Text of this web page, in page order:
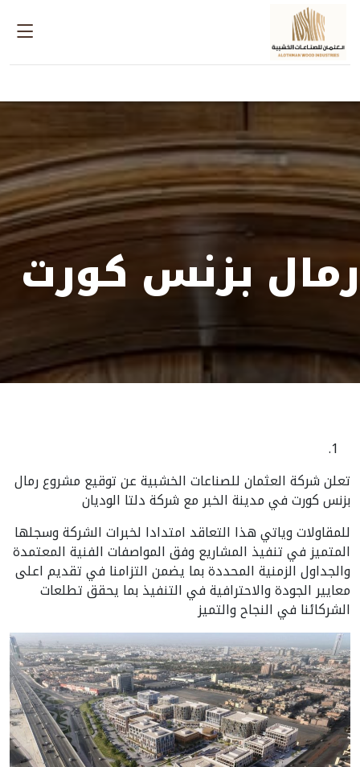
رمال بزنس كورت
تعلن شركة العثمان للصناعات الخشبية عن توقيع مشروع رمال
بزنس كورت في مدينة الخبر مع شركة دلتا الوديان
للمقاولات وياتي هذا التعاقد امتدادا لخبرات الشركة وسجلها
المتميز في تنفيذ المشاريع وفق المواصفات الفنية المعتمدة
والجداول الزمنية المحددة بما يضمن التزامنا في تقديم اعلى
معايير الجودة والاحترافية في التنفيذ بما يحقق تطلعات
الشركائنا في النجاح والتميز